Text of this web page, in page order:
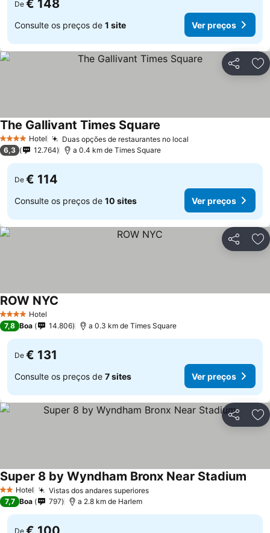
De € 148
Consulte os preços de 1 site Ver preços
Partilhar
4 EstrelasHotel Duas opções de restaurantes no local
The Gallivant Times Square
6,3 12.764 a 0.4 km de Times Square
De € 114
Consulte os preços de 10 sites Ver preços
Partilhar
4 EstrelasHotel
ROW NYC
7,8 Boa 14.806 a 0.3 km de Times Square
De € 131
Consulte os preços de 7 sites Ver preços
Partilhar
2 Estrelas
Hotel Vistas dos andares superiores
Super 8 by Wyndham Bronx Near Stadium
7,7 Boa 797 a 2.8 km de Harlem
De